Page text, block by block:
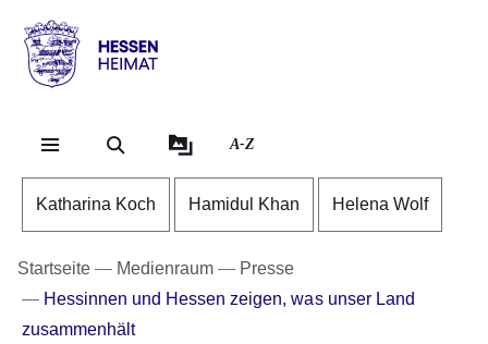
Hessen
Heimat
A-Z
Katharina Koch Hamidul Khan Helena Wolf
Startseite Medienraum
Presse
Hessinnen und Hessen zeigen, was unser Land
zusammenhält